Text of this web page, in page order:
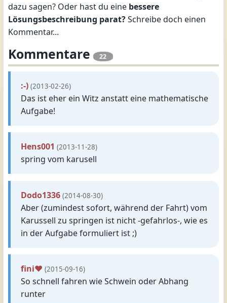
dazu sagen? Oder hast du eine bessere
Lösungsbeschreibung parat?Schreibe doch einen
Kommentar...
Kommentare 22
:-) (2013-02-26)
Das ist eher ein Witz anstatt eine mathematische
Aufgabe!
Hens001 (2013-11-28)
spring vom karusell
Dodo1336 (2014-08-30)
Aber (zumindest sofort, während der Fahrt) vom
Karussell zu springen ist nicht -gefahrlos-, wie es
in der Aufgabe formuliert ist ;)
fini❤ (2015-09-16)
So schnell fahren wie Schwein oder Abhang
runter